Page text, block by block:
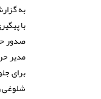
به
با
صدور
مدیر
برای
شلوغی